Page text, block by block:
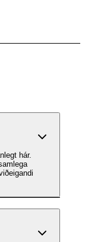
hár.